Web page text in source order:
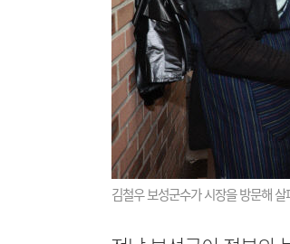
김철우 보성군수가 시장을 방문해